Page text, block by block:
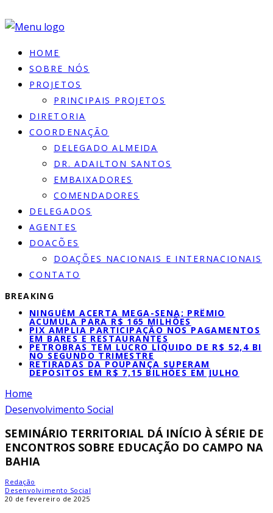
HOME
SOBRE NÓS
PROJETOS
PRINCIPAIS PROJETOS
DIRETORIA
COORDENAÇÃO
DELEGADO ALMEIDA
DR. ADAILTON SANTOS
EMBAIXADORES
COMENDADORES
DELEGADOS
AGENTES
DOACÕES
DOAÇÕES NACIONAIS E INTERNACIONAIS
CONTATO
BREAKING
NINGUÉM ACERTA MEGA-SENA; PRÊMIO
ACUMULA PARA R$ 165 MILHÕES
PIX AMPLIA PARTICIPAÇÃO NOS PAGAMENTOS
EM BARES E RESTAURANTES
PETROBRAS TEM LUCRO LÍQUIDO DE R$ 52,4 BI
NO SEGUNDO TRIMESTRE
RETIRADAS DA POUPANÇA SUPERAM
DEPÓSITOS EM R$ 7,15 BILHÕES EM JULHO
Home
Desenvolvimento Social
SEMINÁRIO TERRITORIAL DÁ INÍCIO À SÉRIE DE
ENCONTROS SOBRE EDUCAÇÃO DO CAMPO NA
BAHIA
Redação
Desenvolvimento Social
20 de fevereiro de 2025